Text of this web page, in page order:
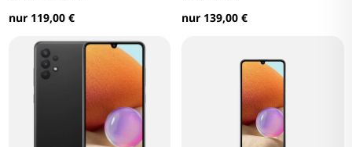
nur 119,00 €
nur 139,00 €